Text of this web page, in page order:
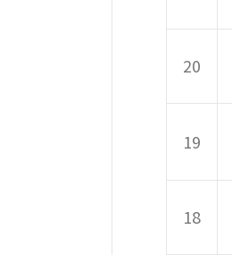
20
19
18